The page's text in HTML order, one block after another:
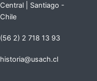
Central | Santiago -
Chile
(56 2) 2 718 13 93
historia@usach.cl